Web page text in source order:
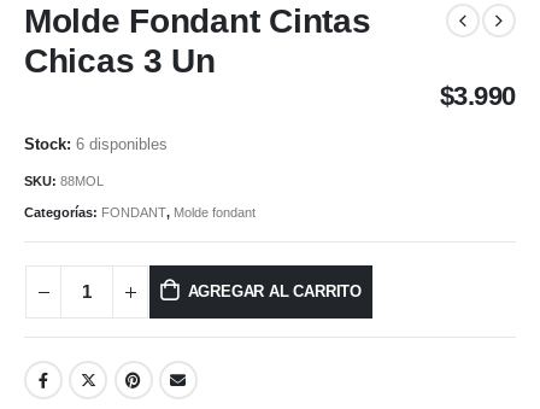
Molde Fondant Cintas
Chicas 3 Un
$3.990
6 disponibles
SKU: 88MOL
Categorías: FONDANT, Molde fondant
AGREGAR AL CARRITO